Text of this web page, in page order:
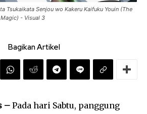
Tsukaikata Senjou wo Kakeru Kaifuku Youin (The
- Visual 3
Bagikan Artikel
–Pada hari Sabtu, panggung